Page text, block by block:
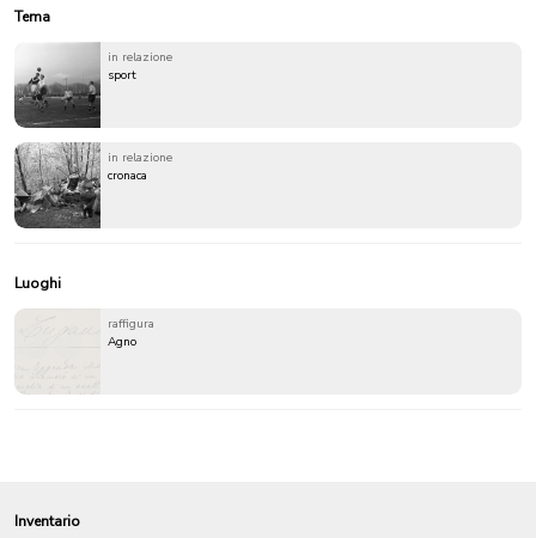
Tema
in relazione
sport
in relazione
cronaca
Luoghi
raffigura
Agno
Inventario